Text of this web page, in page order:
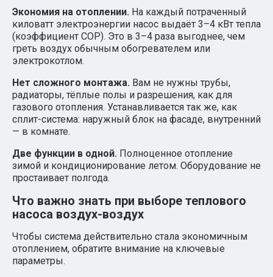
Экономия на отоплении. На каждый потраченный
киловатт электроэнергии насос выдаёт 3–4 кВт тепла
(коэффициент COP). Это в 3–4 раза выгоднее, чем
греть воздух обычным обогревателем или
электрокотлом.
Нет сложного монтажа. Вам не нужны трубы,
радиаторы, тёплые полы и разрешения, как для
газового отопления. Устанавливается так же, как
сплит-система: наружный блок на фасаде, внутренний
— в комнате.
Две функции в одной. Полноценное отопление
зимой и кондиционирование летом. Оборудование не
простаивает полгода.
Что важно знать при выборе теплового
насоса воздух-воздух
Чтобы система действительно стала экономичным
отоплением, обратите внимание на ключевые
параметры.